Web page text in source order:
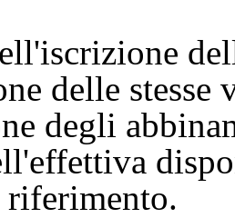
delle stesse
degli